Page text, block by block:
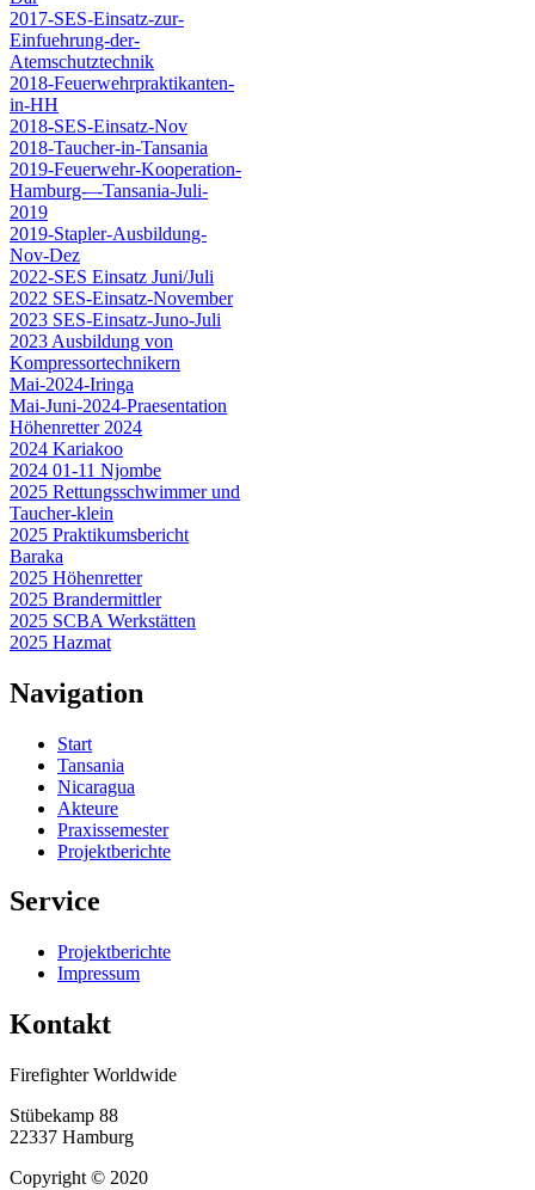
2017-SES-Einsatz-zur-
Einfuehrung-der-
Atemschutztechnik
2018-Feuerwehrpraktikanten-
in-HH
2018-SES-Einsatz-Nov
2018-Taucher-in-Tansania
2019-Feuerwehr-Kooperation-
Hamburg-–-Tansania-Juli-
2019
2019-Stapler-Ausbildung-
Nov-Dez
2022-SES Einsatz Juni/Juli
2022 SES-Einsatz-November
2023 SES-Einsatz-Juno-Juli
2023 Ausbildung von
Kompressortechnikern
Mai-2024-Iringa
Mai-Juni-2024-Praesentation
Höhenretter 2024
2024 Kariakoo
2024 01-11 Njombe
2025 Rettungsschwimmer und
Taucher-klein
2025 Praktikumsbericht
Baraka
2025 Höhenretter
2025 Brandermittler
2025 SCBA Werkstätten
2025 Hazmat
Navigation
Start
Tansania
Nicaragua
Akteure
Praxissemester
Projektberichte
Service
Projektberichte
Impressum
Kontakt
Firefighter Worldwide
Stübekamp 88
22337 Hamburg
Copyright © 2020